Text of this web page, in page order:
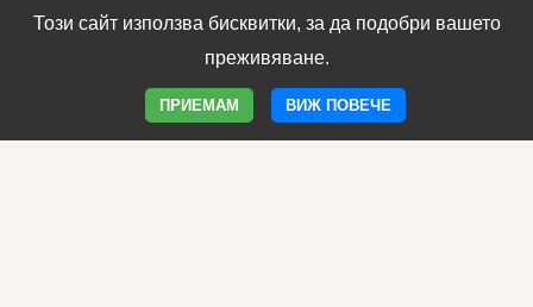
Електронен магазин
Програма Имунитет
Този сайт използва бисквитки, за да подобри вашето
преживяване.
ПРИЕМАМ ВИЖ ПОВЕЧЕ